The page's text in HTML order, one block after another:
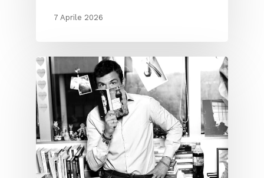
7 Aprile 2026